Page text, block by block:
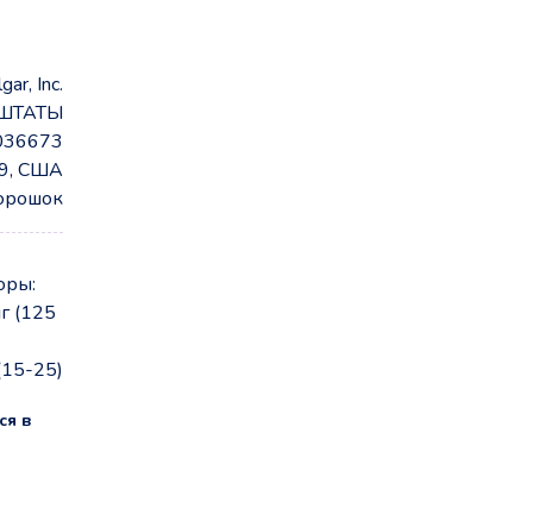
Inc.
США
(125
25)
в